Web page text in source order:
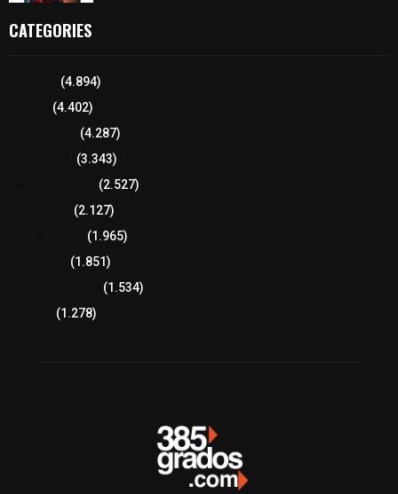
CATEGORIES
(4.894)
(4.402)
(4.287)
(3.343)
(2.527)
(2.127)
(1.965)
(1.851)
(1.534)
(1.278)